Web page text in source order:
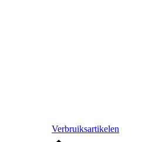
Verbruiksartikelen